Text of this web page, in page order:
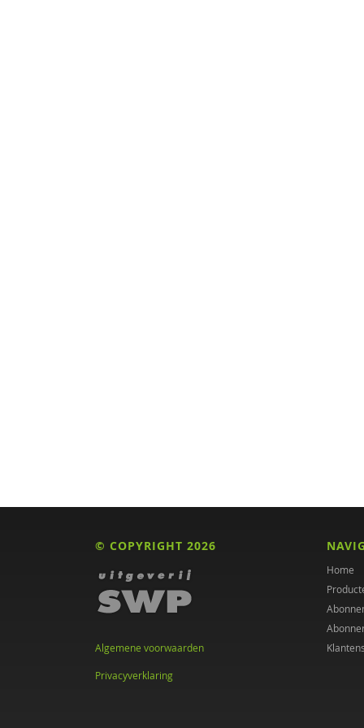
Annet Aalbers
Sebastian Abdallah
Ruud Abma
Anne Addink
© COPYRIGHT 2026
Algemene voorwaarden
Privacyverklaring
Home